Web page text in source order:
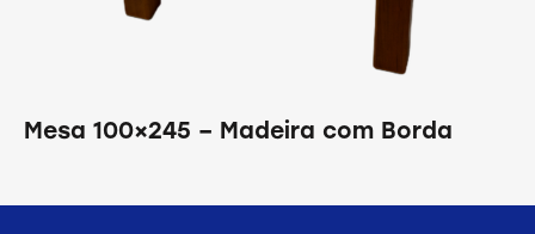
Mesa 100×245 – Madeira com Borda